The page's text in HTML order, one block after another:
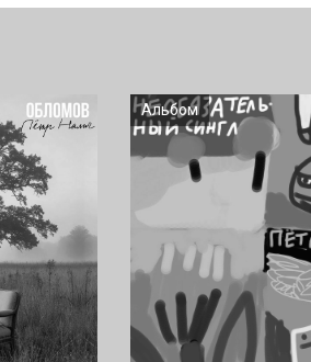
Альбом